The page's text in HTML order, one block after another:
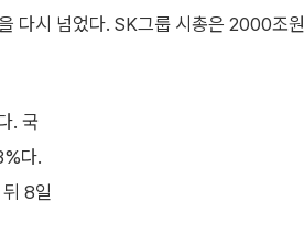
다시 넘었다. SK그룹 시총은 2000조원
. 국
다.
8일